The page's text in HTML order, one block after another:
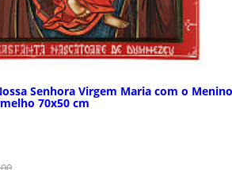
Senhora Virgem Maria com o Menino
70x50 cm